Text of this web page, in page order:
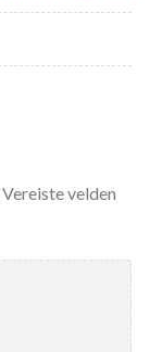
Vereiste velden